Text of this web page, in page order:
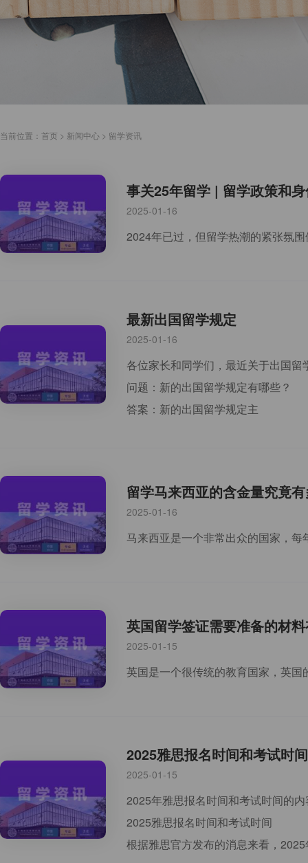
当前位置： 首页 > 新闻中心 > 留学资讯
事关25年留学 | 留学政策和
2025-01-16
最新出国留学规定
2025-01-16
各位家长和同学们，最近关于出国
问题：新的出国留学规定有哪些？
答案：新的出国留学规定主
留学马来西亚的含金量究竟
2025-01-16
英国留学签证需要准备的材
2025-01-15
2025雅思报名时间和考试时间
2025-01-15
2025年雅思报名时间和考试时间的
2025雅思报名时间和考试时间
根据雅思官方发布的消息来看，